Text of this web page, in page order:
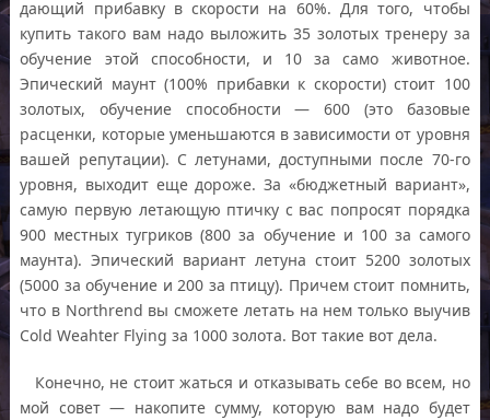
дающий прибавку в скорости на 60%. Для того, чтобы
купить такого вам надо выложить 35 золотых тренеру за
обучение этой способности, и 10 за само животное.
Эпический маунт (100% прибавки к скорости) стоит 100
золотых, обучение способности — 600 (это базовые
расценки, которые уменьшаются в зависимости от уровня
вашей репутации). С летунами, доступными после 70-го
уровня, выходит еще дороже. За «бюджетный вариант»,
самую первую летающую птичку с вас попросят порядка
900 местных тугриков (800 за обучение и 100 за самого
маунта). Эпический вариант летуна стоит 5200 золотых
(5000 за обучение и 200 за птицу). Причем стоит помнить,
что в Northrend вы сможете летать на нем только выучив
Cold Weahter Flying за 1000 золота. Вот такие вот дела.
Конечно, не стоит жаться и отказывать себе во всем, но
мой совет — накопите сумму, которую вам надо будет